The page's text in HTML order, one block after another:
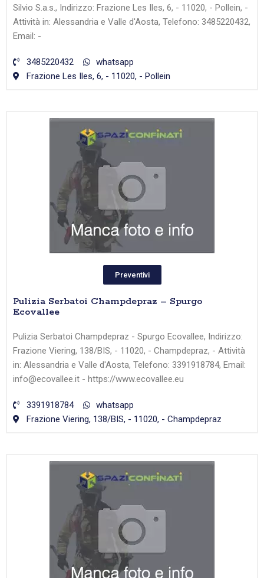
Silvio S.a.s., Indirizzo: Frazione Les Iles, 6, - 11020, - Pollein, -
Attività in: Alessandria e Valle d'Aosta, Telefono: 3485220432,
Email: -
3485220432
whatsapp
Frazione Les Iles, 6, - 11020, - Pollein
Preventivi
Pulizia Serbatoi Champdepraz – Spurgo
Ecovallee
Pulizia Serbatoi Champdepraz - Spurgo Ecovallee, Indirizzo:
Frazione Viering, 138/BIS, - 11020, - Champdepraz, - Attività
in: Alessandria e Valle d'Aosta, Telefono: 3391918784, Email:
info@ecovallee.it - https://www.ecovallee.eu
3391918784
whatsapp
Frazione Viering, 138/BIS, - 11020, - Champdepraz